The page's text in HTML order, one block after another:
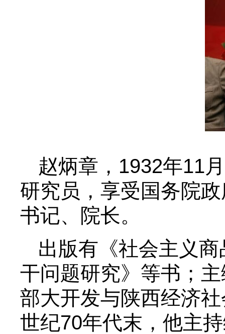
赵炳章，1932年11
研究员，享受国务院
书记、院长。
出版有《社会主义
干问题研究》等书；
部大开发与陕西经济
世纪70年代末，他主